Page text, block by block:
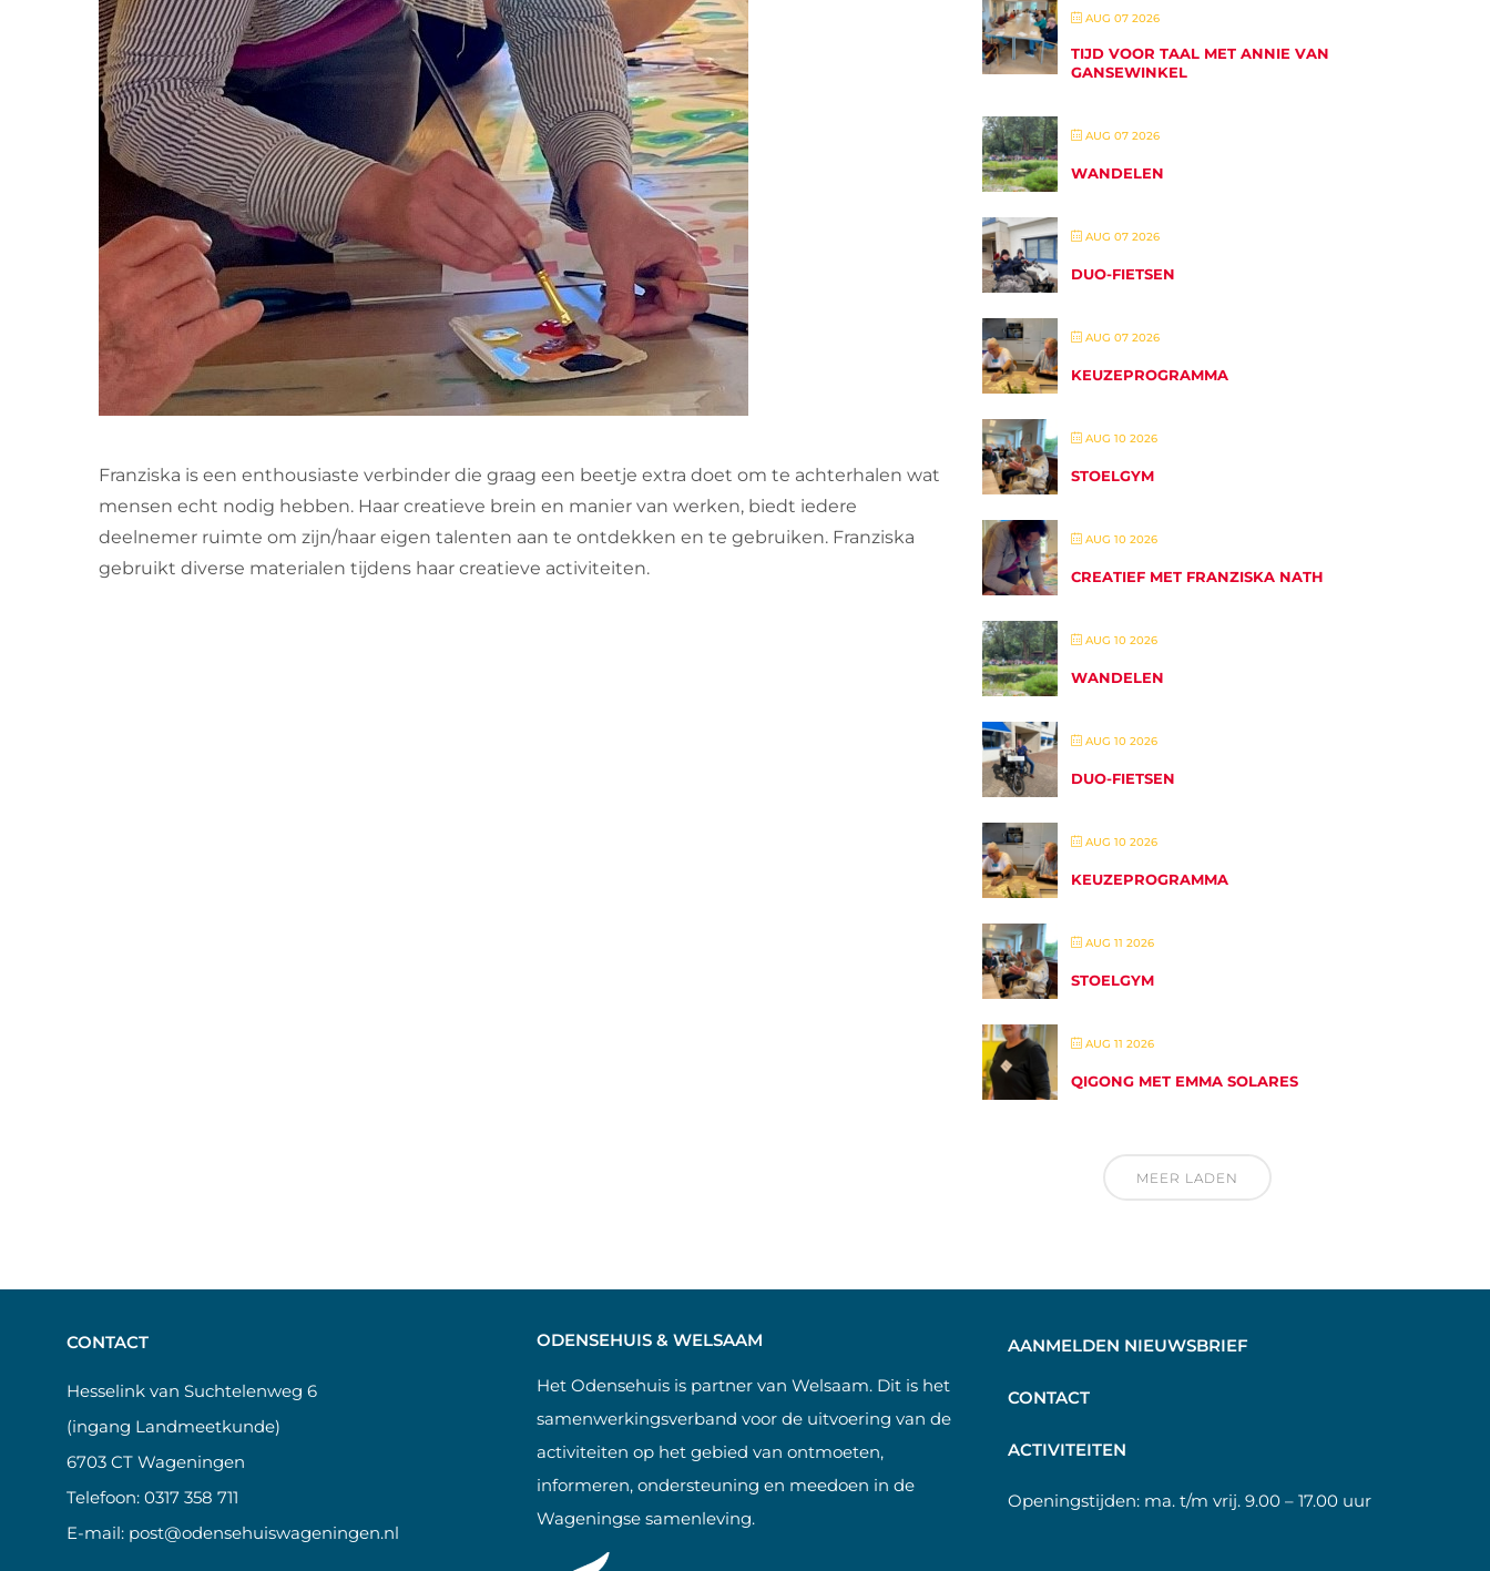
Franziska is een enthousiaste verbinder die graag een beetje extra doet om te achterhalen wat
mensen echt nodig hebben. Haar creatieve brein en manier van werken, biedt iedere
deelnemer ruimte om zijn/haar eigen talenten aan te ontdekken en te gebruiken. Franziska
gebruikt diverse materialen tijdens haar creatieve activiteiten.
AUG 07 2026
TIJD VOOR TAAL MET ANNIE VAN
GANSEWINKEL
AUG 07 2026
WANDELEN
AUG 07 2026
DUO-FIETSEN
AUG 07 2026
KEUZEPROGRAMMA
AUG 10 2026
STOELGYM
AUG 10 2026
CREATIEF MET FRANZISKA NATH
AUG 10 2026
WANDELEN
AUG 10 2026
DUO-FIETSEN
AUG 10 2026
KEUZEPROGRAMMA
AUG 11 2026
STOELGYM
AUG 11 2026
QIGONG MET EMMA SOLARES
MEER LADEN
CONTACT
Hesselink van Suchtelenweg 6
(ingang Landmeetkunde)
6703 CT Wageningen
Telefoon: 0317 358 711
E-mail: post@odensehuiswageningen.nl
ODENSEHUIS & WELSAAM
Het Odensehuis is partner van Welsaam. Dit is het
samenwerkingsverband voor de uitvoering van de
activiteiten op het gebied van ontmoeten,
informeren, ondersteuning en meedoen in de
Wageningse samenleving.
AANMELDEN NIEUWSBRIEF
CONTACT
ACTIVITEITEN
Openingstijden: ma. t/m vrij. 9.00 – 17.00 uur